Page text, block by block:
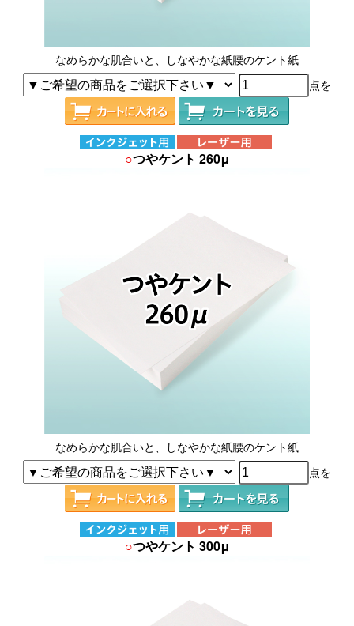
なめらかな肌合いと、しなやかな紙腰のケント紙
点を
○つやケント 260μ
なめらかな肌合いと、しなやかな紙腰のケント紙
点を
○つやケント 300μ